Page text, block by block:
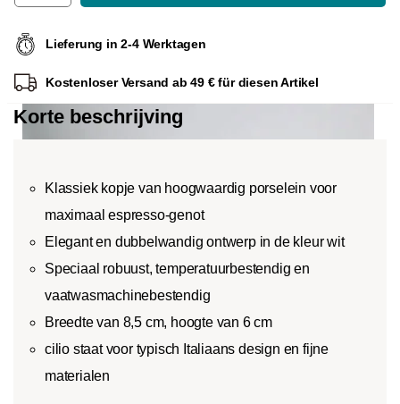
Lieferung in 2-4 Werktagen
Kostenloser Versand ab 49 € für diesen Artikel
Korte beschrijving
Klassiek kopje van hoogwaardig porselein voor
maximaal espresso-genot
Elegant en dubbelwandig ontwerp in de kleur wit
Speciaal robuust, temperatuurbestendig en
vaatwasmachinebestendig
Breedte van 8,5 cm, hoogte van 6 cm
cilio staat voor typisch Italiaans design en fijne
materialen